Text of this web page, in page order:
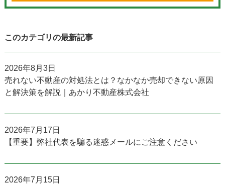
このカテゴリの最新記事
2026年8月3日
売れない不動産の対処法とは？なかなか売却できない原因
と解決策を解説｜あかり不動産株式会社
2026年7月17日
【重要】弊社代表を騙る迷惑メールにご注意ください
2026年7月15日